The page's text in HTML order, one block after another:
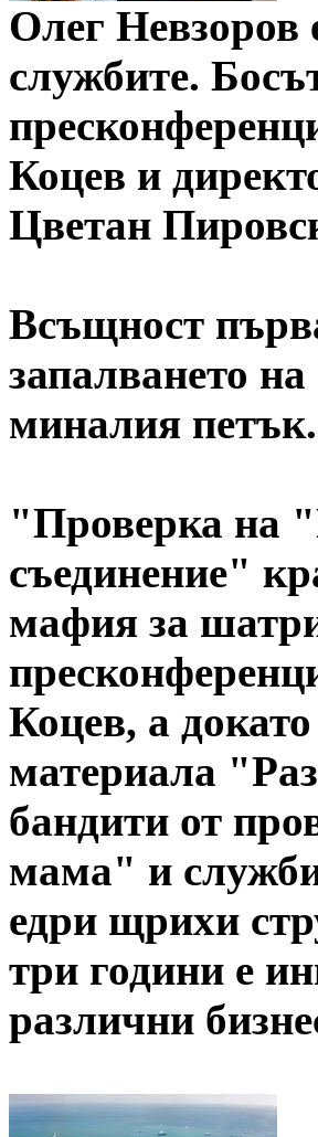
Олег Невзоров
службите.
Коцев и
Цветан
Всъщност
запалването
миналия
"Проверка на
съединение"
мафия за
Коцев, а
материала
бандити от
мама" и
едри щрихи
три години е
различни